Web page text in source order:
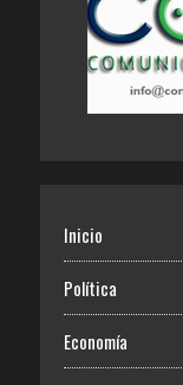
Inicio
Política
Economía